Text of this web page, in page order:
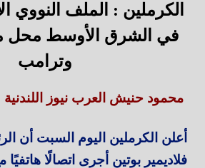
الكرملين : الملف النووي
في الشرق الأوسط محل
وترامب
محمود حنيش العرب نيوز اللندنية
أعلن الكرملين اليوم السبت أن
فلاديمير بوتين أجرى اتصالًا